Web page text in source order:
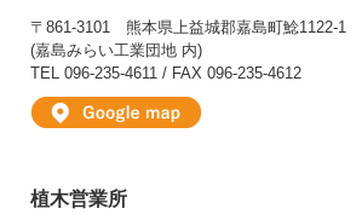
〒861-3101 熊本県上益城郡嘉島町鯰1122-1
(嘉島みらい工業団地 内)
TEL 096-235-4611 / FAX 096-235-4612
植木営業所